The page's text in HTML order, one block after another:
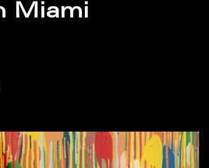
Miami